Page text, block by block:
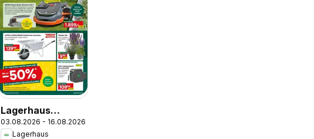
Lagerhaus
Wochen
03.08.2026 - 16.08.2026
Lagerhaus